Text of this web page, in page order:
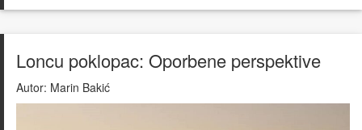
Loncu poklopac: Oporbene perspektive
Autor: Marin Bakić